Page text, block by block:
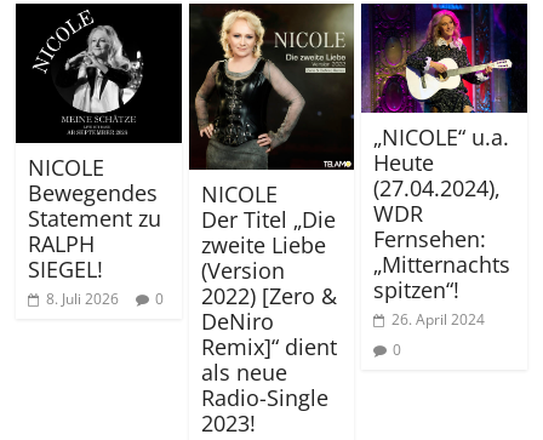
NICOLE
Bewegendes
Statement zu
RALPH
SIEGEL!
8. Juli 2026 0
NICOLE
Der Titel „Die
zweite Liebe
(Version
2022) [Zero &
DeNiro
Remix]“ dient
als neue
Radio-Single
2023!
„NICOLE“ u.a.
Heute
(27.04.2024),
WDR
Fernsehen:
„Mitternachts
spitzen“!
26. April 2024
0